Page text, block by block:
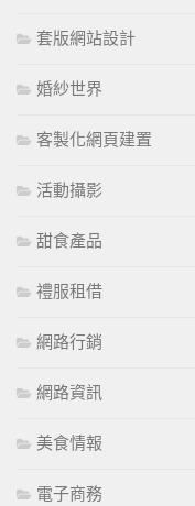
套版網站設計
婚紗世界
客製化網頁建置
活動攝影
甜食產品
禮服租借
網路行銷
網路資訊
美食情報
電子商務